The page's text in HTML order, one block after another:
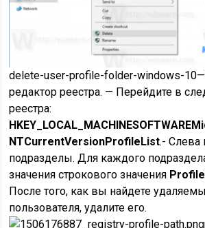
delete-user-profile-folder-windows-10
редактор реестра. — Перейдите в
реестра:
NTCurrentVersionProfileList.- Слева
подразделы. Для каждого
значения строкового значения
После того, как вы найдете
пользователя, удалите его.